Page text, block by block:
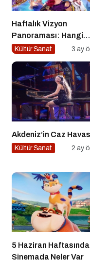
Haftalık Vizyon
Panoraması: Hangi
Filmi İzlemeli?
Kültür Sanat 3 ay
Akdeniz’in Caz
Kültür Sanat 2 ay
5 Haziran Haftasında
Sinemada Neler Var